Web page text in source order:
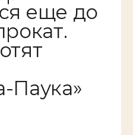
еще до
Паука»